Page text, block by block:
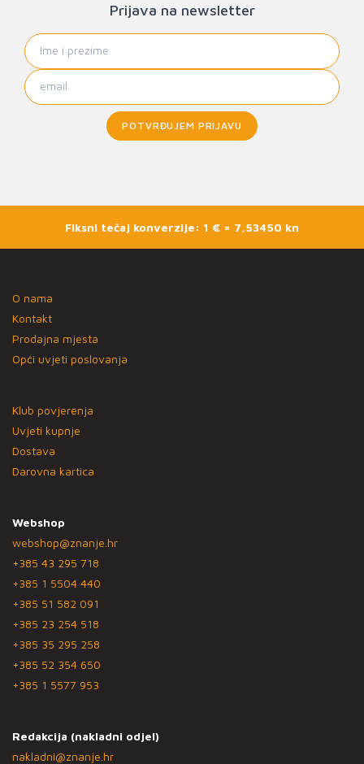
Prijava na newsletter
POTVRĐUJEM PRIJAVU
Fiksni tečaj konverzije: 1 € = 7,53450 kn
O nama
Kontakt
Prodajna mjesta
Opći uvjeti poslovanja
Klub povjerenja
Uvjeti kupnje
Dostava
Darovna kartica
Webshop
webshop@znanje.hr
+385 43 295 718
+385 1 5504 440
+385 51 582 091
+385 23 254 518
+385 35 295 258
+385 52 354 650
+385 1 5577 953
Redakcija (nakladni odjel)
nakladni@znanje.hr